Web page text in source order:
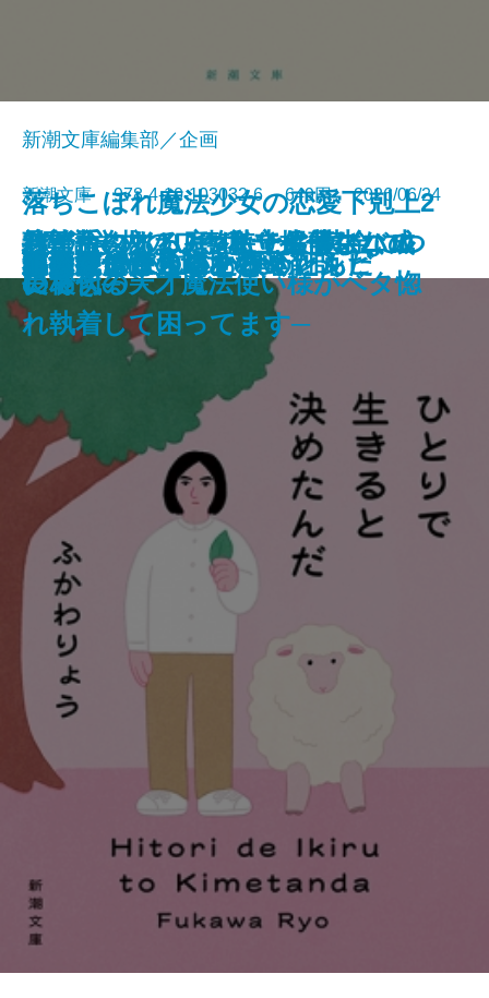
ともぐい
リリアン
脇役探偵は見逃さない
隣人
絞首台のある庭─私立探偵マニ
ー・ムーン─
聖女が、壺
龍の隠し子 幽世の薬剤師
プレゼント
あなたはここにいなくとも
きろくのほん
新潮文庫編集部／企画
新潮文庫 978-4-10-103032-6 649円 2026/06/24
文庫
ひとりで生きると決めたんだ
成瀬は信じた道をいく
君が手にするはずだった黄金につ
いて
熟達論─人はいつまでも学び、成
長できる─
星を織る
ロボットが泣いた夜
血道
バイ・タイム─整時士佐藤スバル
の哀切─
落ちこぼれ魔法少女の恋愛下剋上2
─魔法学校のワケあり劣等生なの
に稀代の天才魔法使い様がベタ惚
れ執着して困ってます─
小公女たちのしあわせレシピ